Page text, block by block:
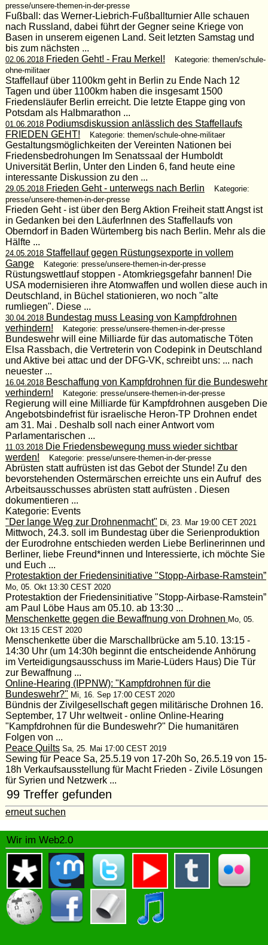
presse/unsere-themen-in-der-presse
Fußball: das Werner-Liebrich-Fußballturnier Alle schauen
nach Russland, dabei führt der Gegner seine Kriege von
Basen in unserem eigenen Land. Seit letzten Samstag und
bis zum nächsten ...
02.06.2018Frieden Geht! - Frau Merkel!
Kategorie: themen/schule-
ohne-militaer
Staffellauf über 1100km geht in Berlin zu Ende Nach 12
Tagen und über 1100km haben die insgesamt 1500
Friedensläufer Berlin erreicht. Die letzte Etappe ging von
Potsdam als Halbmarathon ...
01.06.2018Podiumsdiskussion anlässlich des Staffellaufs
FRIEDEN GEHT!
Kategorie: themen/schule-ohne-militaer
Gestaltungsmöglichkeiten der Vereinten Nationen bei
Friedensbedrohungen Im Senatssaal der Humboldt
Universität Berlin, Unter den Linden 6, fand heute eine
interessante Diskussion zu den ...
29.05.2018Frieden Geht - unterwegs nach Berlin
Kategorie:
presse/unsere-themen-in-der-presse
Frieden Geht - ist über den Berg Aktion Freiheit statt Angst ist
in Gedanken bei den LäuferInnen des Staffellaufs von
Oberndorf in Baden Würtemberg bis nach Berlin. Mehr als die
Hälfte ...
24.05.2018Staffellauf gegen Rüstungsexporte in vollem
Gange
Kategorie: presse/unsere-themen-in-der-presse
Rüstungswettlauf stoppen - Atomkriegsgefahr bannen! Die
USA modernisieren ihre Atomwaffen und wollen diese auch in
Deutschland, in Büchel stationieren, wo noch "alte
rumliegen". Diese ...
30.04.2018Bundestag muss Leasing von Kampfdrohnen
verhindern!
Kategorie: presse/unsere-themen-in-der-presse
Bundeswehr will eine Milliarde für das automatische Töten
Elsa Rassbach, die Vertreterin von Codepink in Deutschland
und Aktive bei attac und der DFG-VK, schreibt uns: ... nach
neuester ...
16.04.2018Beschaffung von Kampfdrohnen für die Bundeswehr
verhindern!
Kategorie: presse/unsere-themen-in-der-presse
Regierung will eine Milliarde für Kampfdrohnen ausgeben Die
Angebotsbindefrist für israelische Heron-TP Drohnen endet
am 31. Mai . Deshalb soll nach einer Antwort vom
Parlamentarischen ...
11.03.2018Die Friedensbewegung muss wieder sichtbar
werden!
Kategorie: presse/unsere-themen-in-der-presse
Abrüsten statt aufrüsten ist das Gebot der Stunde! Zu den
bevorstehenden Ostermärschen erreichte uns ein Aufruf des
Arbeitsausschusses abrüsten statt aufrüsten . Diesen
dokumentieren ...
Kategorie: Events
"Der lange Weg zur Drohnenmacht" Di, 23. Mar 19:00 CET 2021
Mittwoch, 24.3. soll im Bundestag über die Serienproduktion
der Eurodrohne entschieden werden Liebe Berlinerinnen und
Berliner, liebe Freund*innen und Interessierte, ich möchte Sie
und Euch ...
Protestaktion der Friedensinitiative "Stopp-Airbase-Ramstein”
Mo, 05. Okt 13:30 CEST 2020
Protestaktion der Friedensinitiative "Stopp-Airbase-Ramstein”
am Paul Löbe Haus am 05.10. ab 13:30 ...
Menschenkette gegen die Bewaffnung von Drohnen Mo, 05.
Okt 13:15 CEST 2020
Menschenkette über die Marschallbrücke am 5.10. 13:15 -
14:30 Uhr (um 14:30h beginnt die entscheidende Anhörung
im Verteidigungsausschuss im Marie-Lüders Haus) Die Tür
zur Bewaffnung ...
Online-Hearing (IPPNW): "Kampfdrohnen für die
Bundeswehr?" Mi, 16. Sep 17:00 CEST 2020
Bündnis der Zivilgesellschaft gegen militärische Drohnen 16.
September, 17 Uhr weltweit - online Online-Hearing
"Kampfdrohnen für die Bundeswehr?" Die humanitären
Folgen von ...
Peace Quilts Sa, 25. Mai 17:00 CEST 2019
Sewing für Peace Sa, 25.5.19 von 17-20h So, 26.5.19 von 15-
18h Verkaufsausstellung für Macht Frieden - Zivile Lösungen
für Syrien und Netzwerk ...
99 Treffer gefunden
erneut suchen
Wir im Web2.0